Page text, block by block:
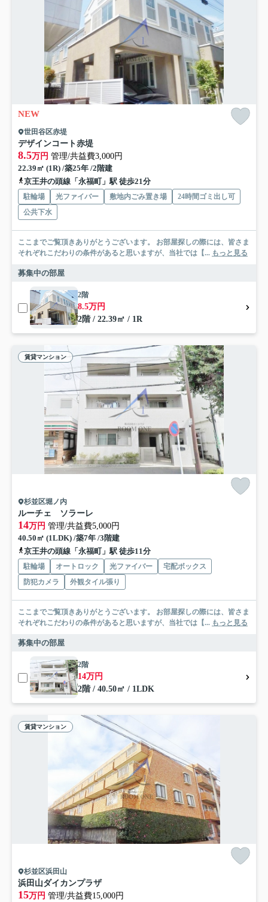
NEW
世田谷区赤堤
デザインコート赤堤
8.5万円 管理/共益費3,000円
22.39㎡ (1R) /築25年 /2階建
京王井の頭線「永福町」駅 徒歩21分
駐輪場 光ファイバー 敷地内ごみ置き場
24時間ゴミ出し可
公共下水
ここまでご覧頂きありがとうございます。 お部屋探しの際には、皆さま
それぞれこだわりの条件があると思いますが、当社では【... もっと見る
募集中の部屋
2階
8.5万円
2階 / 22.39㎡ / 1R
賃貸マンション
杉並区堀ノ内
ルーチェ ソラーレ
14万円 管理/共益費5,000円
40.50㎡ (1LDK) /築7年 /3階建
京王井の頭線「永福町」駅 徒歩11分
駐輪場 オートロック 光ファイバー
宅配ボックス
防犯カメラ
外観タイル張り
ここまでご覧頂きありがとうございます。 お部屋探しの際には、皆さま
それぞれこだわりの条件があると思いますが、当社では【... もっと見る
募集中の部屋
2階
14万円
2階 / 40.50㎡ / 1LDK
賃貸マンション
杉並区浜田山
浜田山ダイカンプラザ
15万円 管理/共益費15,000円